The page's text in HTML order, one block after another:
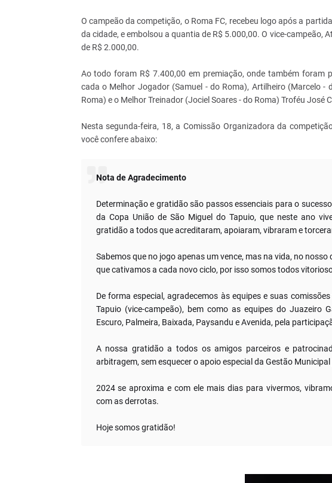
O campeão da competição, o Roma FC, recebeu logo após a
da cidade, e embolsou a quantia de R$ 5.000,00. O vice-campeão,
de R$ 2.000,00.
Ao todo foram R$ 7.400,00 em premiação, onde também foram
cada o Melhor Jogador (Samuel - do Roma), Artilheiro (Marcelo -
Roma) e o Melhor Treinador (Jociel Soares - do Roma) Troféu José
Nesta segunda-feira, 18, a Comissão Organizadora da
você confere abaixo:
Nota de Agradecimento
Determinação e gratidão são passos essenciais para o
da Copa União de São Miguel do Tapuio, que neste ano
gratidão a todos que acreditaram, apoiaram, vibraram e
Sabemos que no jogo apenas um vence, mas na vida, no nosso
que cativamos a cada novo ciclo, por isso somos todos
De forma especial, agradecemos às equipes e suas
Tapuio (vice-campeão), bem como as equipes do Juazeiro
Escuro, Palmeira, Baixada, Paysandu e Avenida, pela
A nossa gratidão a todos os amigos parceiros e
arbitragem, sem esquecer o apoio especial da Gestão
2024 se aproxima e com ele mais dias para vivermos,
com as derrotas.
Hoje somos gratidão!